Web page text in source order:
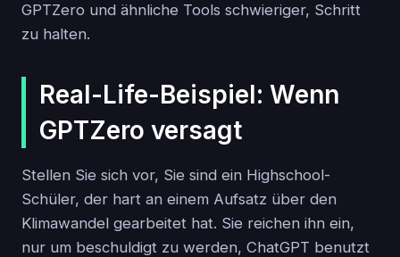
GPTZero und ähnliche Tools schwieriger, Schritt
zu halten.
Real-Life-Beispiel: Wenn
GPTZero versagt
Stellen Sie sich vor, Sie sind ein Highschool-
Schüler, der hart an einem Aufsatz über den
Klimawandel gearbeitet hat. Sie reichen ihn ein,
nur um beschuldigt zu werden, ChatGPT benutzt